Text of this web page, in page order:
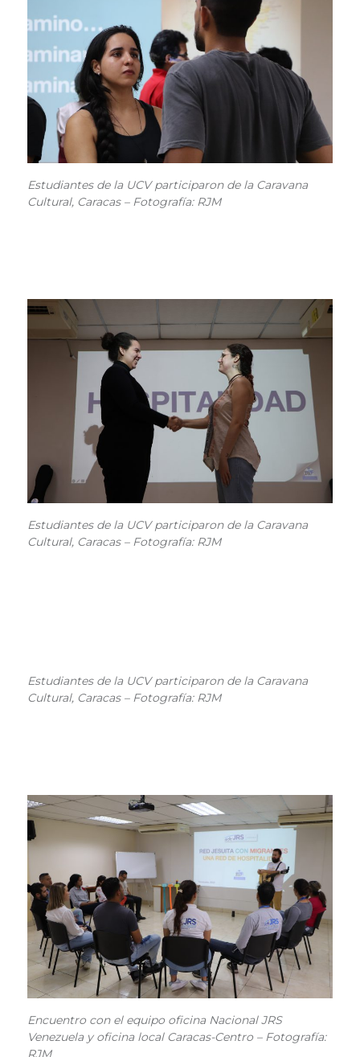
Estudiantes de la UCV participaron de la Caravana
Cultural, Caracas – Fotografía: RJM
Estudiantes de la UCV participaron de la Caravana
Cultural, Caracas – Fotografía: RJM
Estudiantes de la UCV participaron de la Caravana
Cultural, Caracas – Fotografía: RJM
Encuentro con el equipo oficina Nacional JRS
Venezuela y oficina local Caracas-Centro – Fotografía:
RJM